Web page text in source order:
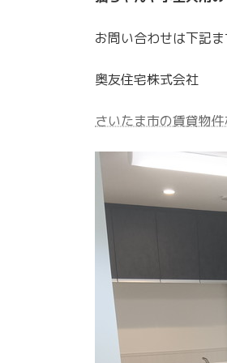
お問い合わせは下記ま
奥友住宅株式会社
さいたま市の賃貸物